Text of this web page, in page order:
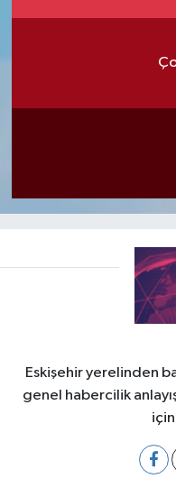
Eskişehir yerelinden
genel habercilik
için